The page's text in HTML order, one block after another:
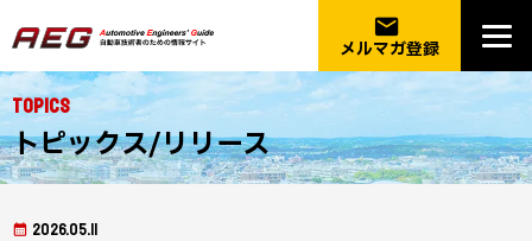
email
メルマガ登録
Topics
トピックス/リリース
2026.05.11